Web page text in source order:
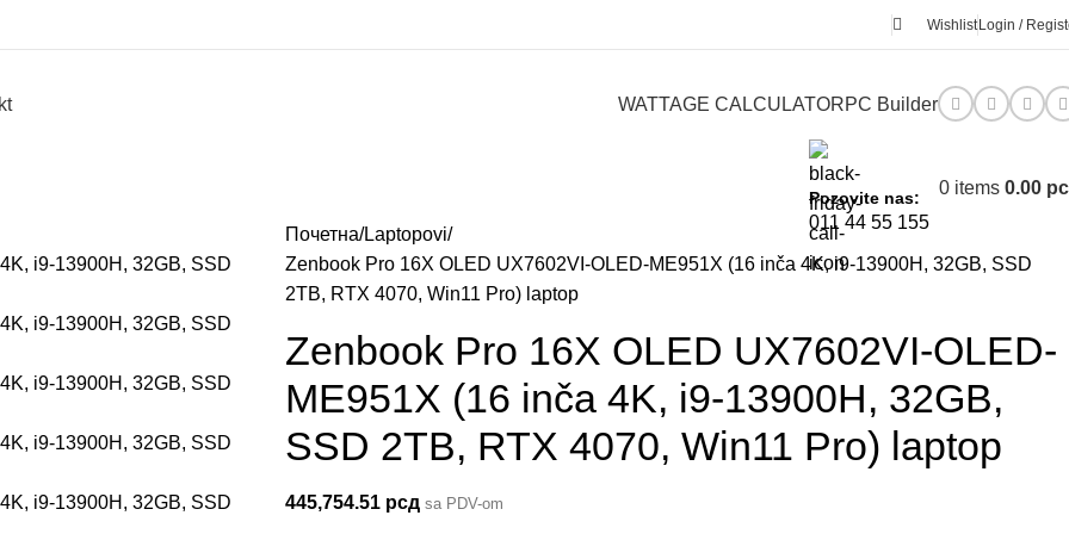
WishlistLogin /
WATTAGE CALCULATORPC Builder
Pozovite nas:
011 44 55 155
0 items 0.00
Почетна Laptopovi
Zenbook Pro 16X OLED UX7602VI-OLED-ME951X (16 inča 4K, i9-13900H, 32GB, SSD
2TB, RTX 4070, Win11 Pro) laptop
Zenbook Pro 16X OLED UX7602VI-OLED-
ME951X (16 inča 4K, i9-13900H, 32GB,
SSD 2TB, RTX 4070, Win11 Pro) laptop
445,754.51 рсд sa PDV-om